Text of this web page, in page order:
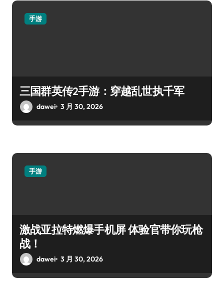
手游
三国群英传2手游：穿越乱世执千军
dawei 3 月 30, 2026
手游
激战亚拉特燃爆手机屏 体验官带你玩枪
战！
dawei 3 月 30, 2026